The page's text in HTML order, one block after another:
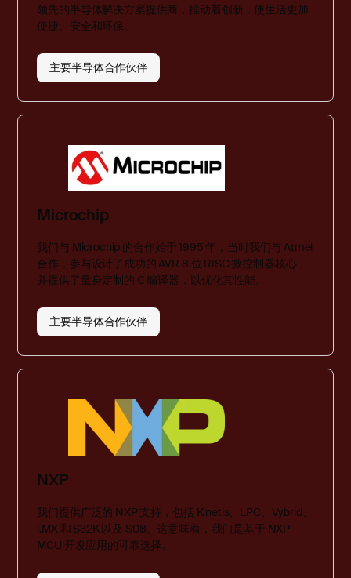
领先的半导体解决方案提供商，推动着创新，使生活更加
便捷、安全和环保。
主要半导体合作伙伴
Microchip
我们与 Microchip 的合作始于 1995 年，当时我们与 Atmel
合作，参与设计了成功的 AVR 8 位 RISC 微控制器核心，
并提供了量身定制的 C 编译器，以优化其性能。
主要半导体合作伙伴
NXP
我们提供广泛的 NXP 支持，包括 Kinetis、LPC、Vybrid、
i.MX 和 S32K 以及 S08。这意味着，我们是基于 NXP
MCU 开发应用的可靠选择。